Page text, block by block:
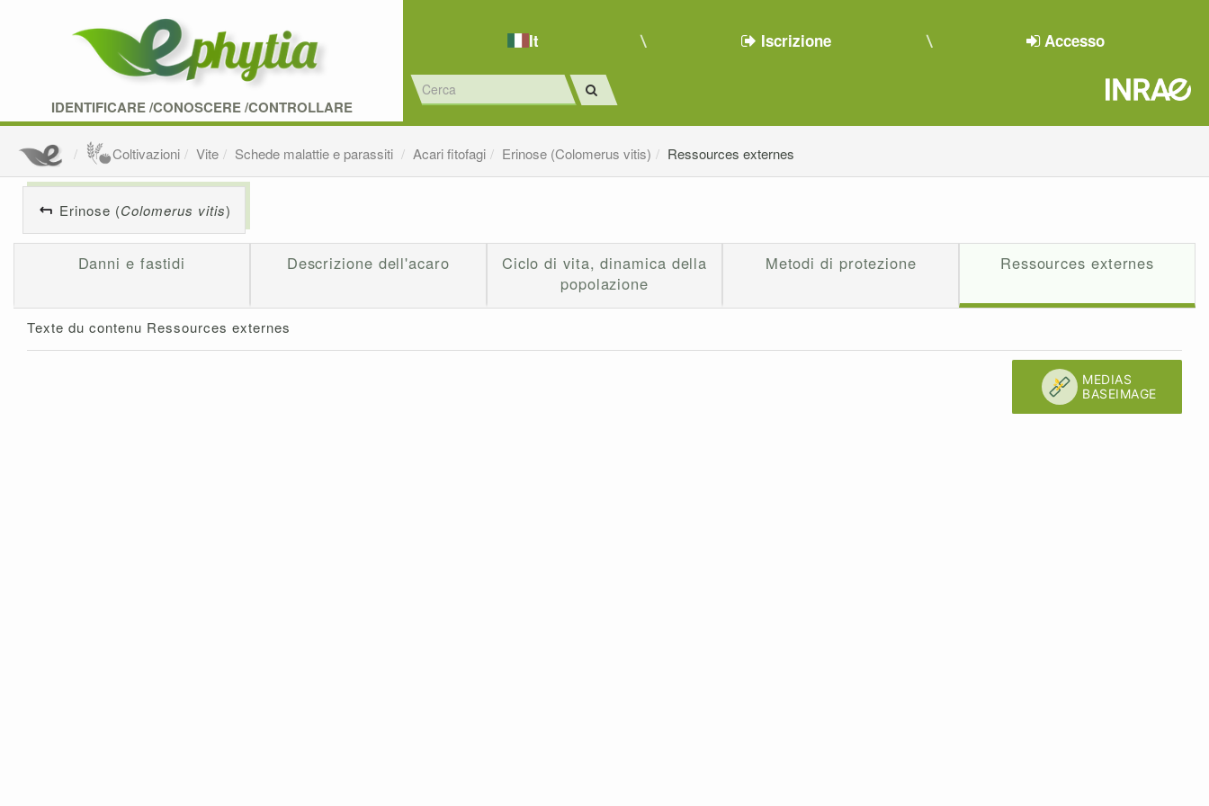
IDENTIFICARE /CONOSCERE /CONTROLLARE
It Iscrizione Accesso
Coltivazioni Vite Schede malattie e parassiti Acari fitofagi Erinose (Colomerus vitis) Ressources externes
Erinose (Colomerus vitis)
Danni e fastidi Descrizione dell'acaro
Ciclo di vita, dinamica della
popolazione
Metodi di protezione Ressources externes
Texte du contenu Ressources externes